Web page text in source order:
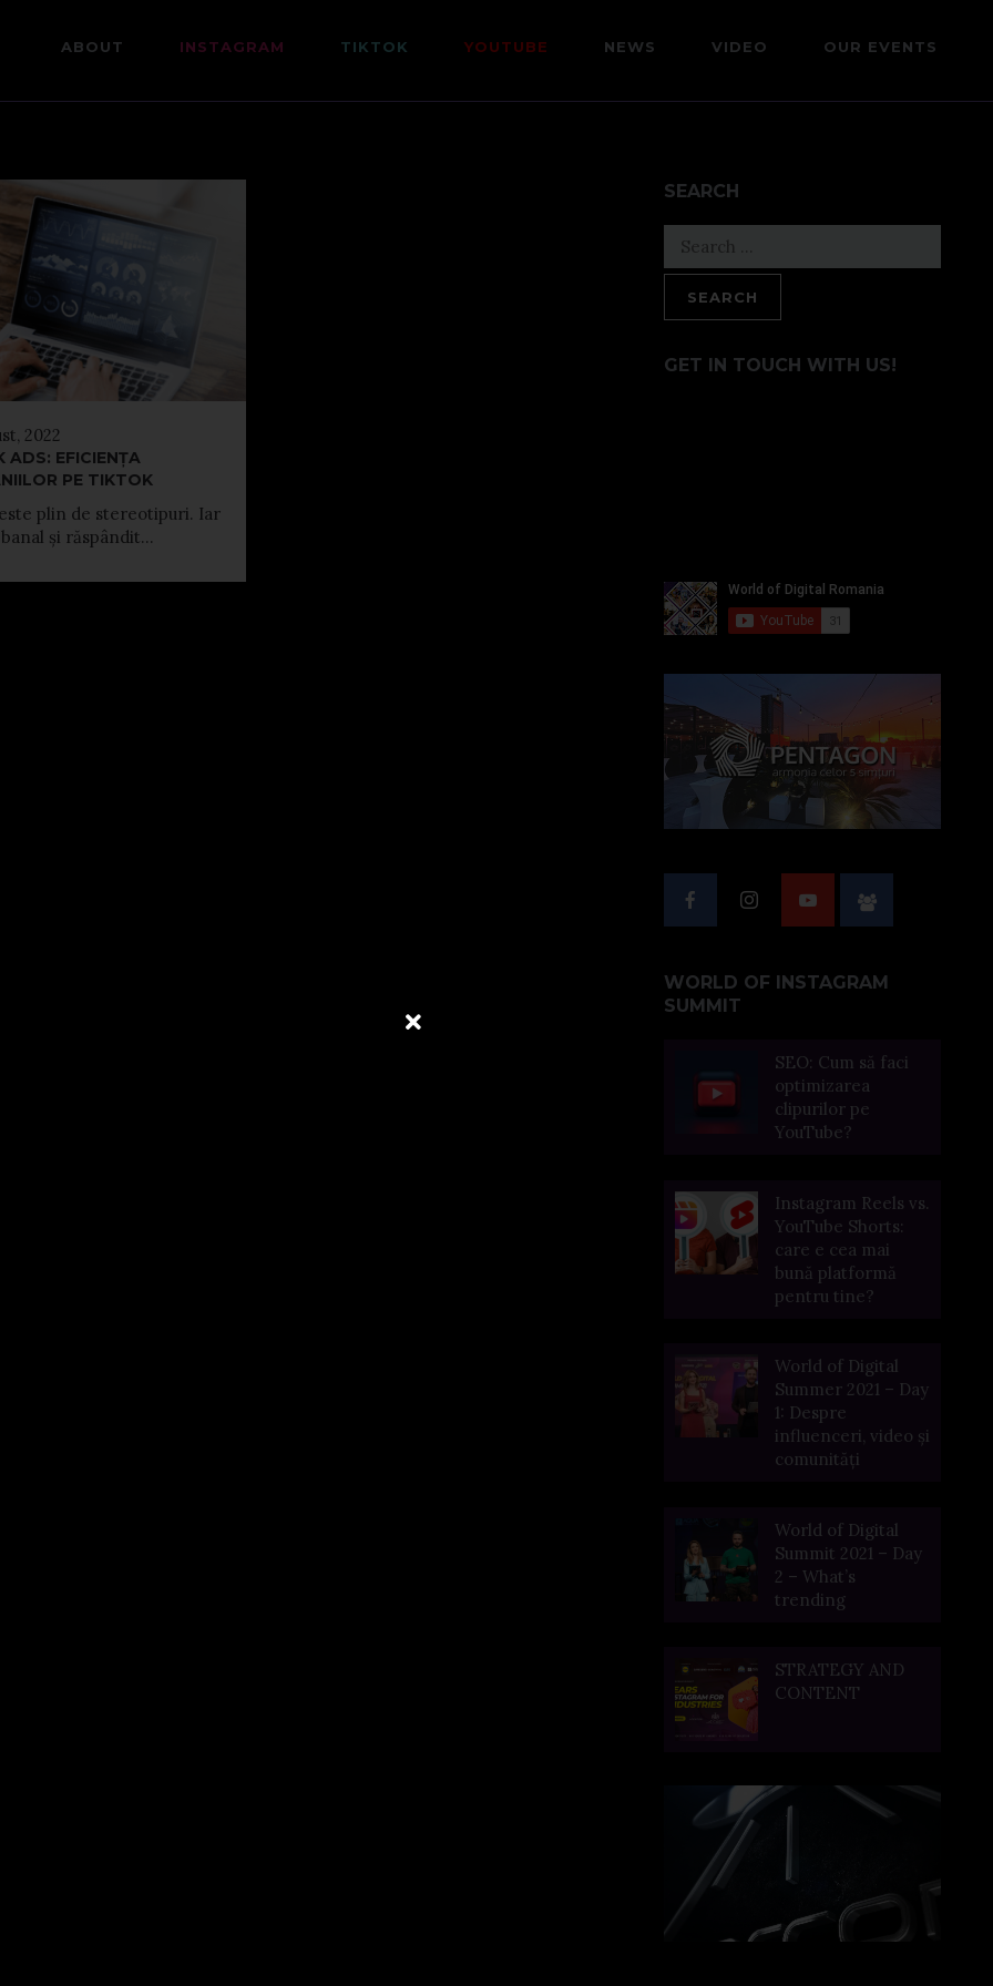
ABOUT INSTAGRAM TIKTOK YOUTUBE NEWS VIDEO OUR EVENTS
2022
ADS: EFICIENȚA
PE TIKTOK
plin de stereotipuri. Iar
și răspândit...
SEARCH
Search
for:
GET IN TOUCH WITH US!
WORLD OF INSTAGRAM
SUMMIT
SEO: Cum să faci
optimizarea
clipurilor pe
YouTube?
Instagram Reels vs.
YouTube Shorts:
care e cea mai
bună platformă
pentru tine?
World of Digital
Summer 2021 – Day
1: Despre
influenceri, video și
comunități
World of Digital
Summit 2021 – Day
2 – What’s
trending
STRATEGY AND
CONTENT